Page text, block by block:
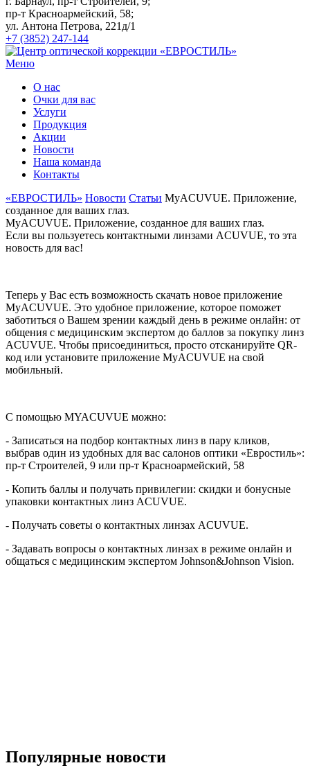
пр-т Красноармейский, 58;
ул. Антона Петрова, 221д/1
+7 (3852) 247-144
Меню
О нас
Очки для вас
Услуги
Продукция
Акции
Новости
Наша команда
Контакты
«ЕВРОСТИЛЬ» Новости Статьи MyACUVUE. Приложение,
созданное для ваших глаз.
MyACUVUE. Приложение, созданное для ваших глаз.
Если вы пользуетесь контактными линзами ACUVUE, то эта
новость для вас!
Теперь у Вас есть возможность скачать новое приложение
MyACUVUE. Это удобное приложение, которое поможет
заботиться о Вашем зрении каждый день в режиме онлайн: от
общения с медицинским экспертом до баллов за покупку линз
ACUVUE. Чтобы присоединиться, просто отсканируйте QR-
код или установите приложение MyACUVUE на свой
мобильный.
С помощью MYACUVUE можно:
- Записаться на подбор контактных линз в пару кликов,
выбрав один из удобных для вас салонов оптики «Евростиль»:
пр-т Строителей, 9 или пр-т Красноармейский, 58
- Копить баллы и получать привилегии: скидки и бонусные
упаковки контактных линз ACUVUE.
- Получать советы о контактных линзах ACUVUE.
- Задавать вопросы о контактных линзах в режиме онлайн и
общаться с медицинским экспертом Johnson&Johnson Vision.
Популярные новости